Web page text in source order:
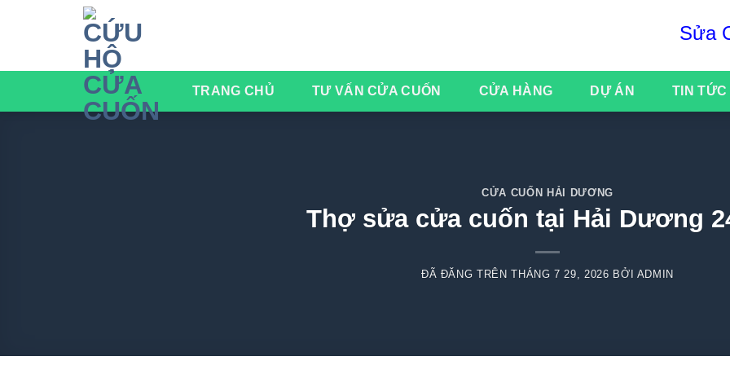
dung
Sửa Cửa
TRANG CHỦ TƯ VẤN CỬA CUỐN CỬA HÀNG DỰ ÁN TIN TỨC
CỬA CUỐN HẢI DƯƠNG
Thợ sửa cửa cuốn tại Hải Dương
ĐÃ ĐĂNG TRÊNTHÁNG 7 29, 2026 BỞI ADMIN